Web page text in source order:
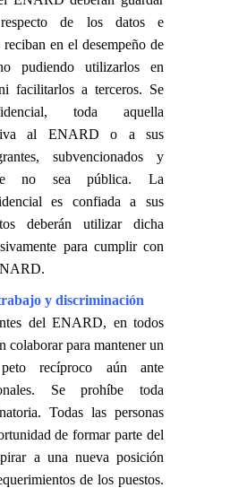
respecto de los datos e
en el desempeño de
pudiendo utilizarlos en
facilitarlos a terceros. Se
toda aquella
al ENARD o a sus
subvencionados y
no sea pública. La
es confiada a sus
deberán utilizar dicha
para cumplir con
y discriminación
del ENARD, en todos
colaborar para mantener un
recíproco aún ante
Se prohíbe toda
Todas las personas
de formar parte del
a una nueva posición
de los puestos.